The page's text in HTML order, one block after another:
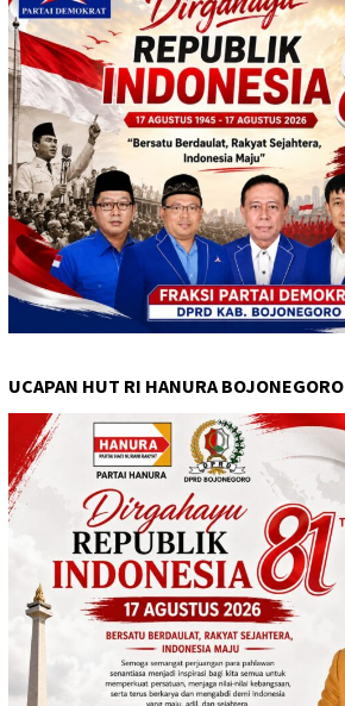
UCAPAN HUT RI HANURA BOJONEGORO